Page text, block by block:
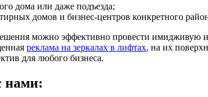
дома или даже подъезда;
домов и бизнес-центров конкретного
можно эффективно провести имидживую
реклама на зеркалах в лифтах, на их
для любого бизнеса.
нами: